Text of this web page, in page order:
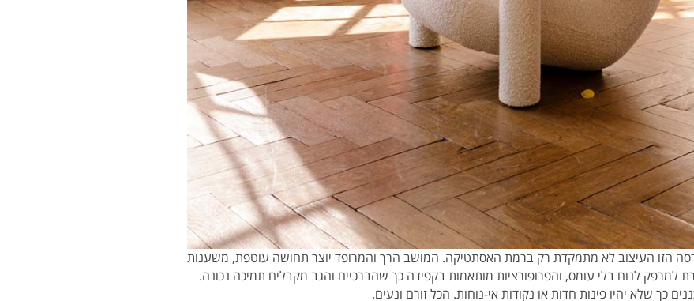
הזו העיצוב לא מתמקדת רק ברמת האסתטיקה. המושב הרך והמרופד יוצר תחושה עוטפת, משענות
למרפק לנוח בלי עומס, והפרופורציות מותאמות בקפידה כך שהברכיים והגב מקבלים תמיכה נכונה.
כך שלא יהיו פינות חדות או נקודות אי-נוחות. הכל זורם ונעים.